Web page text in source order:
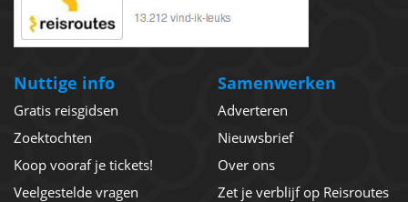
Nuttige info
Gratis reisgidsen
Zoektochten
Koop vooraf je tickets!
Veelgestelde vragen
Samenwerken
Adverteren
Nieuwsbrief
Over ons
Zet je verblijf op Reisroutes